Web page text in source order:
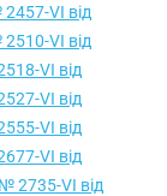
VI від
VI від
VI від
VI від
VI від
VI від
№ 2735-VI від